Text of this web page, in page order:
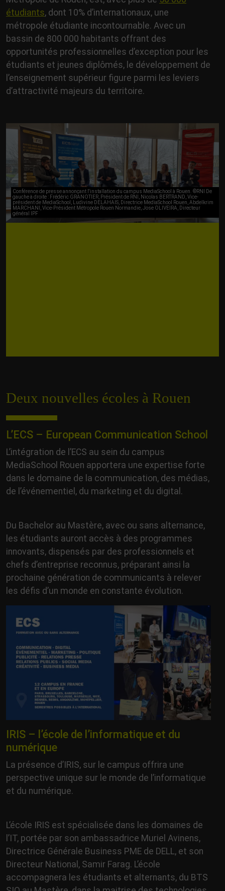
étudiants, dont 10% d’internationaux, une
métropole étudiante incontournable. Avec un
bassin de 800 000 habitants offrant des
opportunités professionnelles d’exception pour les
étudiants et jeunes diplômés, le développement de
l’enseignement supérieur figure parmi les leviers
d’attractivité majeurs du territoire.
Conférence de presse annonçant l'installation du campus MediaSchool à Rouen. ©RNI De
gauche à droite : Frédéric GRANOTIER, Président de RNI, Nicolas BERTRAND, Vice-
président de MediaSchool, Ludivine DELAHAIS, Directrice MediaSchool Rouen, Abdelkrim
MARCHANI, Vice-Président Métropole Rouen Normandie, Jose OLIVEIRA, Directeur
général IPF
Deux nouvelles écoles à Rouen
L’ECS – European Communication School
L’intégration de l’ECS au sein du campus
MediaSchool Rouen apportera une expertise forte
dans le domaine de la communication, des médias,
de l’événementiel, du marketing et du digital.
Du Bachelor au Mastère, avec ou sans alternance,
les étudiants auront accès à des programmes
innovants, dispensés par des professionnels et
chefs d’entreprise reconnus, préparant ainsi la
prochaine génération de communicants à relever
les défis d’un monde en constante évolution.
IRIS – l’école de l’informatique et du
numérique
La présence d’IRIS, sur le campus offrira une
perspective unique sur le monde de l’informatique
et du numérique.
L’école IRIS est spécialisée dans les domaines de
l’IT, portée par son ambassadrice Muriel Avinens,
Directrice Générale Business PME de DELL, et son
Directeur National, Samir Farag. L’école
accompagnera les étudiants et alternants, du BTS